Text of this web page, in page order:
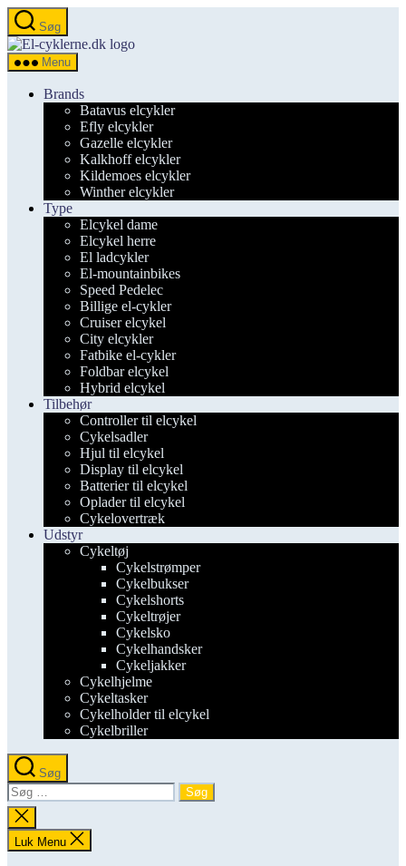
Spring
til
indholdet
Søg
el-
Menu
Brands
Batavus elcykler
Efly elcykler
Gazelle elcykler
Kalkhoff elcykler
Kildemoes elcykler
Winther elcykler
Type
Elcykel dame
Elcykel herre
El ladcykler
El-mountainbikes
Speed Pedelec
Billige el-cykler
Cruiser elcykel
City elcykler
Fatbike el-cykler
Foldbar elcykel
Hybrid elcykel
Tilbehør
Controller til elcykel
Cykelsadler
Hjul til elcykel
Display til elcykel
Batterier til elcykel
Oplader til elcykel
Cykelovertræk
Udstyr
Cykeltøj
Cykelstrømper
Cykelbukser
Cykelshorts
Cykeltrøjer
Cykelsko
Cykelhandsker
Cykeljakker
Cykelhjelme
Cykeltasker
Cykelholder til elcykel
Cykelbriller
Søg
Søg
efter:
Luk
søgning
Luk Menu